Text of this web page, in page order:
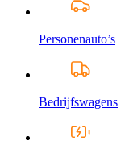
Personenauto’s
Bedrijfswagens